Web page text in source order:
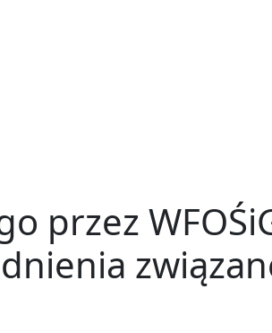
przez